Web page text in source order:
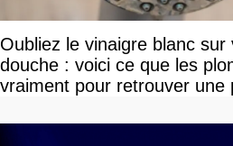
Oubliez le vinaigre blanc
douche : voici ce que les
vraiment pour retrouver une